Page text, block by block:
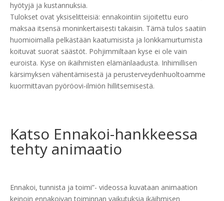
hyötyjä ja kustannuksia.
Tulokset ovat yksiselitteisiä: ennakointiin sijoitettu euro
maksaa itsensä moninkertaisesti takaisin. Tämä tulos saatiin
huomioimalla pelkästään kaatumisista ja lonkkamurtumista
koituvat suorat säästöt. Pohjimmiltaan kyse ei ole vain
euroista. Kyse on ikäihmisten elämänlaadusta. Inhimillisen
kärsimyksen vähentämisestä ja perusterveydenhuoltoamme
kuormittavan pyöröovi-ilmiön hillitsemisestä.
Katso Ennakoi-hankkeessa
tehty animaatio
Ennakoi, tunnista ja toimi”- videossa kuvataan animaation
keinoin ennakoivan toiminnan vaikutuksia ikäihmisen